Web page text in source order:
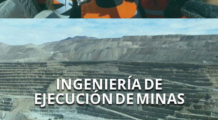
INGENIERÍA DE
EJECUCIÓN DE MINAS